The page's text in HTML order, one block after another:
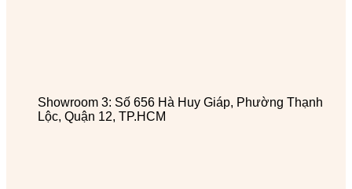
Showroom 3: Số 656 Hà Huy Giáp, Phường Thạnh
Lộc, Quận 12, TP.HCM